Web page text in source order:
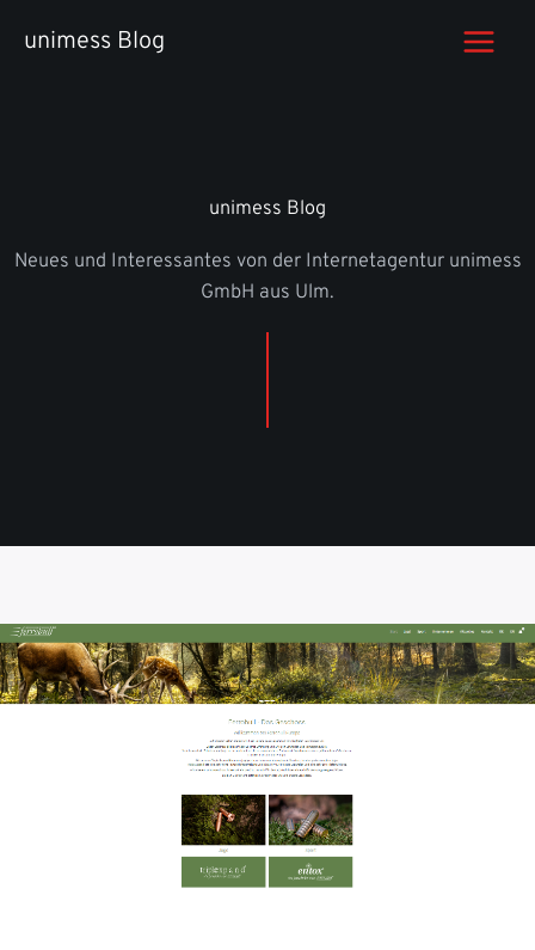
Inhaltunimess Blog
unimess Blog
Neues und Interessantes von der Internetagentur unimess
GmbH aus Ulm.
SEITE
SEITESEITESEITESEITE